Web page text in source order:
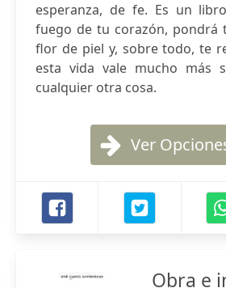
esperanza, de fe. Es un
fuego de tu corazón, pondrá
flor de piel y, sobre todo, te
esta vida vale mucho más
cualquier otra cosa.
Ver
Obra e